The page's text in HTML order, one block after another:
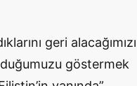
geri alacağımızı
göstermek